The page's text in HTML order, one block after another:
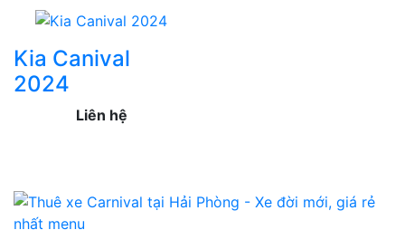
Kia Canival
2024
Liên hệ